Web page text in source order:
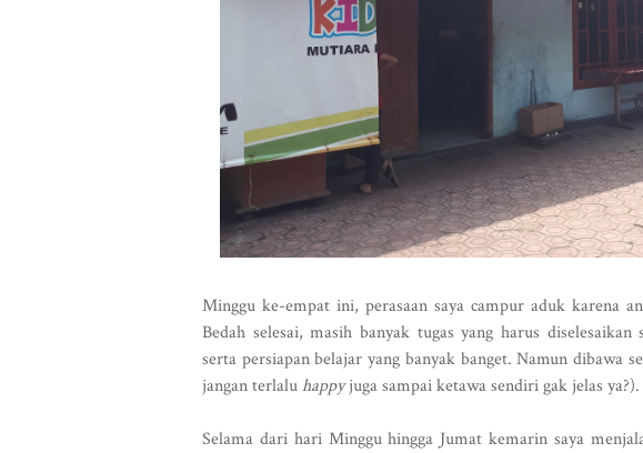
Minggu ke-empat ini, perasaan saya campur aduk karena
Bedah selesai, masih banyak tugas yang harus
serta persiapan belajar yang banyak banget. Namun dibawa
jangan terlaluhappyjuga sampai ketawa sendiri gak jelas ya?).
Selama dari hari Minggu hingga Jumat kemarin saya